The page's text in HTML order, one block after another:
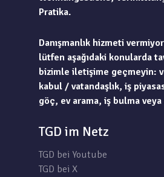
Pratika.
Danışmanlık hizmeti
lütfen aşağıdaki konularda
bizimle iletişime geçmeyin:
kabul / vatandaşlık, iş
göç, ev arama, iş bulma
TGD im Netz
TGD bei Youtube
TGD bei X